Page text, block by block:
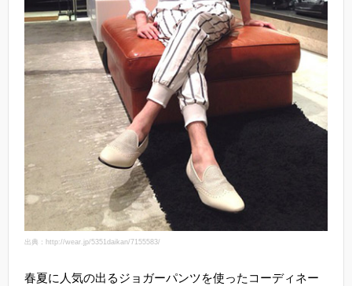
出典：http://wear.jp/5351daikan/7155583/
春夏に人気の出るジョガーパンツを使ったコーディネー